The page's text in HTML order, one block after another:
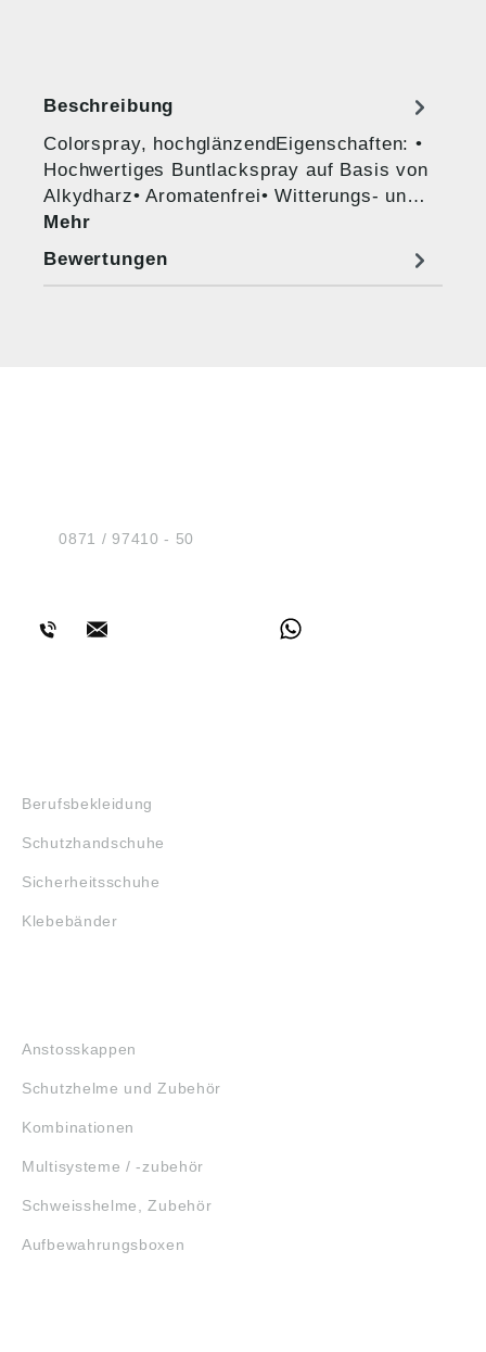
Beschreibung
Colorspray, hochglänzendEigenschaften: •
Hochwertiges Buntlackspray auf Basis von
Alkydharz• Aromatenfrei• Witterungs- un…
Mehr
Bewertungen
Tel.:0871 / 97410 - 50
Berufsbekleidung
Schutzhandschuhe
Sicherheitsschuhe
Klebebänder
Anstosskappen
Schutzhelme und Zubehör
Kombinationen
Multisysteme / -zubehör
Schweisshelme, Zubehör
Aufbewahrungsboxen